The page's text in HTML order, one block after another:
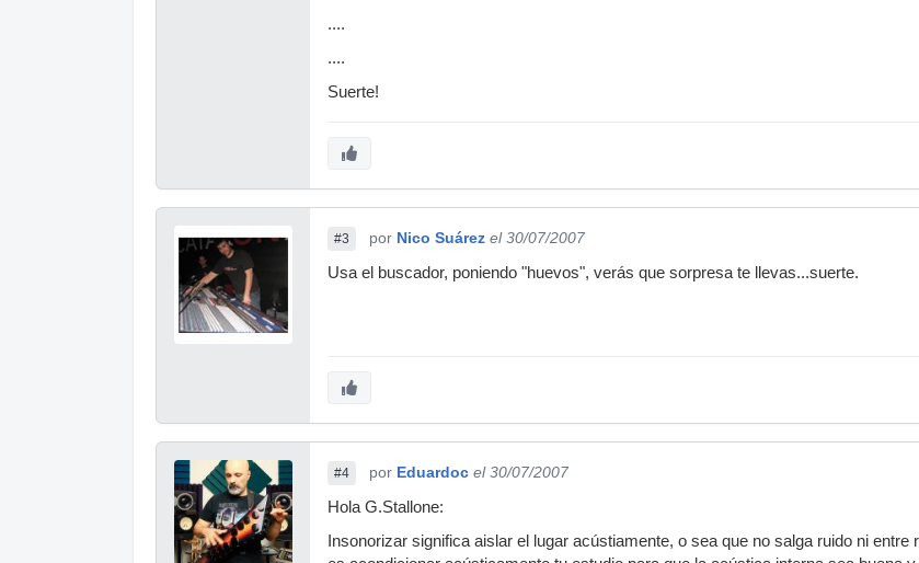
....
....
Suerte!
#3 por Nico Suárez el 30/07/2007
Usa el buscador, poniendo "huevos", verás que sorpresa te llevas...suerte.
#4 por Eduardoc el 30/07/2007
Hola G.Stallone:
Insonorizar significa aislar el lugar acústiamente, o sea que no salga ruido ni